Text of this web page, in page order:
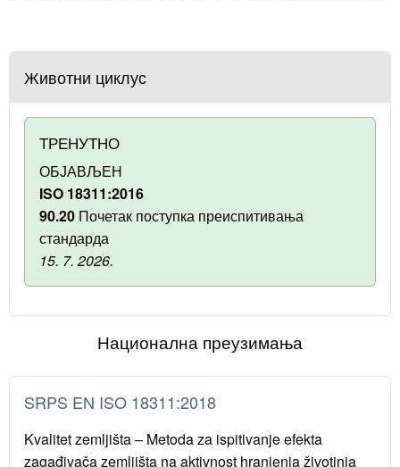
Животни циклус
ТРЕНУТНО
ОБЈАВЉЕН
ISO 18311:2016
90.20 Почетак поступка преиспитивања
стандарда
15. 7. 2026.
Национална преузимања
SRPS EN ISO 18311:2018
Kvalitet zemljišta – Metoda za ispitivanje efekta
zagađivača zemljišta na aktivnost hranjenja životinja